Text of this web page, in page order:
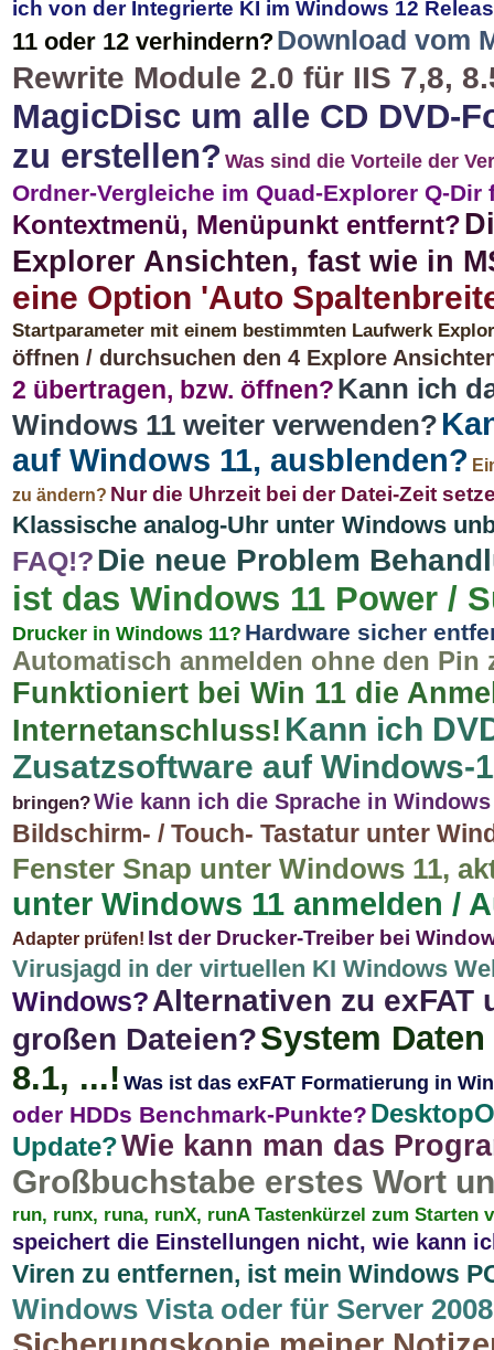
ich von der Integrierte KI im Windows 12
11 oder 12 verhindern?Download vom
Rewrite Module 2.0 für IIS 7,8,
MagicDisc um alle CD DVD-
zu erstellen? Was sind die Vorteile der
Ordner-Vergleiche im Quad-Explorer Q-Dir
Kontextmenü, Menüpunkt entfernt?
Explorer Ansichten, fast wie in
eine Option 'Auto
Startparameter mit einem bestimmten Laufwerk
öffnen / durchsuchen den 4 Explore
2 übertragen, bzw. öffnen?Kann ich
Windows 11 weiter verwenden?
auf Windows 11, ausblenden?
zu ändern? Nur die Uhrzeit bei der Datei-Zeit
Klassische analog-Uhr unter Windows
FAQ!?Die neue Problem
ist das Windows 11 Power /
Drucker in Windows 11? Hardware sicher
Automatisch anmelden ohne den Pin
Funktioniert bei Win 11 die
Internetanschluss! Kann ich
Zusatzsoftware auf Windows-
bringen?Wie kann ich die Sprache in
Bildschirm- / Touch- Tastatur unter
Fenster Snap unter Windows 11,
unter Windows 11 anmelden /
Adapter prüfen! Ist der Drucker-Treiber bei
Virusjagd in der virtuellen KI Windows
Windows?Alternativen zu exFAT
großen Dateien?System
8.1, ...! Was ist das exFAT Formatierung in
oder HDDs Benchmark-Punkte?
Update?Wie kann man das
Großbuchstabe erstes Wort
run, runx, runa, runX, runA Tastenkürzel zum Starten
speichert die Einstellungen nicht, wie kann
Viren zu entfernen, ist mein Windows
Windows Vista oder für Server